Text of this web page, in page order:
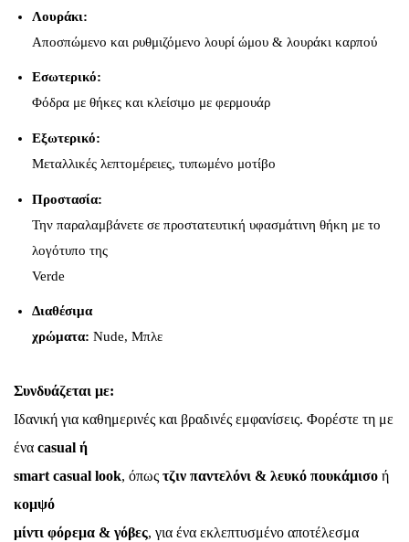
Λουράκι:
Αποσπώμενο και ρυθμιζόμενο λουρί ώμου & λουράκι καρπού
Εσωτερικό:
Φόδρα με θήκες και κλείσιμο με φερμουάρ
Εξωτερικό:
Μεταλλικές λεπτομέρειες, τυπωμένο μοτίβο
Προστασία:
Την παραλαμβάνετε σε προστατευτική υφασμάτινη θήκη με το
λογότυπο της
Verde
Διαθέσιμα
χρώματα: Nude, Μπλε
Συνδυάζεται με:
Ιδανική για καθημερινές και βραδινές εμφανίσεις. Φορέστε τη με
ένα casual ή
smart casual look, όπως τζιν παντελόνι & λευκό πουκάμισο ή
κομψό
μίντι φόρεμα & γόβες, για ένα εκλεπτυσμένο αποτέλεσμα